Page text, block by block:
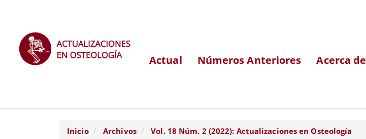
Contenido
principal
Barra
Actual Números Anteriores Acerca de
Inicio Archivos
Vol. 18 Núm. 2 (2022): Actualizaciones en Osteología